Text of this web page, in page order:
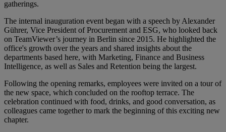
gatherings.
The internal inauguration event began with a speech by Alexander
Gührer, Vice President of Procurement and ESG, who looked back
on TeamViewer’s journey in Berlin since 2015. He highlighted the
office's growth over the years and shared insights about the
departments based here, with Marketing, Finance and Business
Intelligence, as well as Sales and Retention being the largest.
Following the opening remarks, employees were invited on a tour of
the new space, which concluded on the rooftop terrace. The
celebration continued with food, drinks, and good conversation, as
colleagues came together to mark the beginning of this exciting new
chapter.